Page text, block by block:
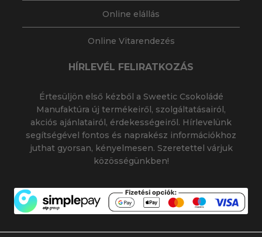
Online elállás
Online Vitarendezés
HÍRLEVÉL FELIRATKOZÁS
Értesüljön első kézből a Sweetic Csokoládé
Manufaktúra új termékeiről, szolgáltatásairól,
akciós ajánlatairól, érdekességeiről. Hírlevelünk
segítségével fontos és naprakész információkhoz
juthat gyorsan, kényelmesen. Szeretettel várjuk
közösségünkben!